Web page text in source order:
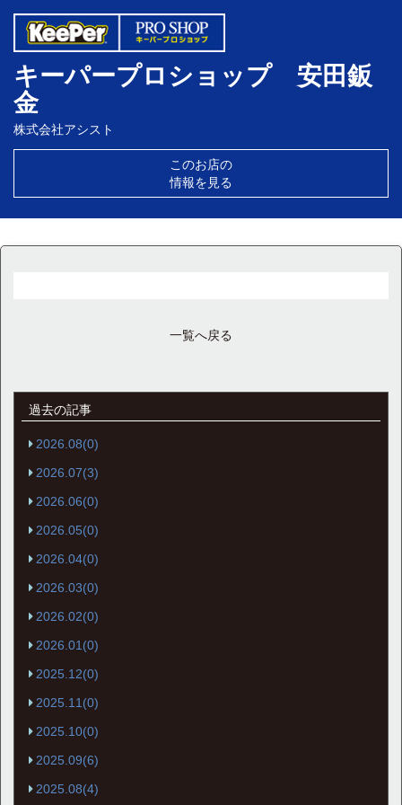
キーパープロショップ 安田鈑
金
株式会社アシスト
このお店の
情報を見る
一覧へ戻る
過去の記事
2026.08(0)
2026.07(3)
2026.06(0)
2026.05(0)
2026.04(0)
2026.03(0)
2026.02(0)
2026.01(0)
2025.12(0)
2025.11(0)
2025.10(0)
2025.09(6)
2025.08(4)